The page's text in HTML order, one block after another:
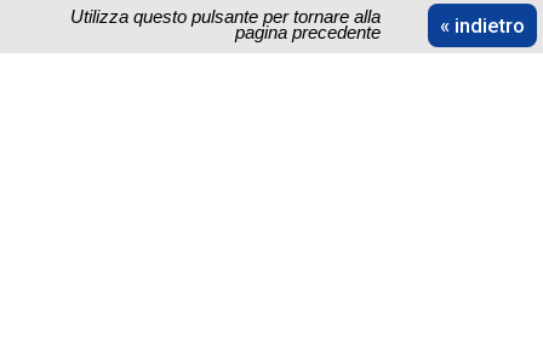
Utilizza questo pulsante per tornare alla
pagina precedente
« indietro